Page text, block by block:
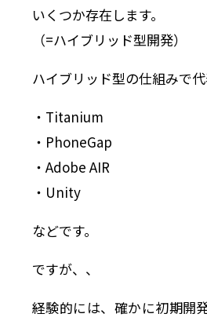
いくつか存在します。
（=ハイブリッド型開発）
ハイブリッド型の仕組みで代
・Titanium
・PhoneGap
・Adobe AIR
・Unity
などです。
ですが、、
経験的には、確かに初期開